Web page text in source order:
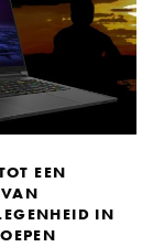
EEN
IN